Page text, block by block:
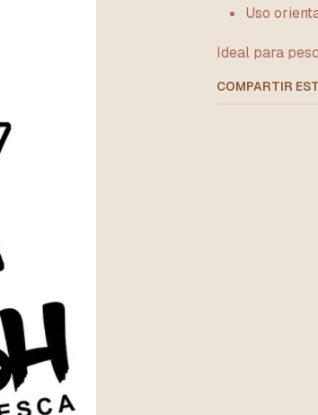
Uso
Ideal para
COMPARTIR